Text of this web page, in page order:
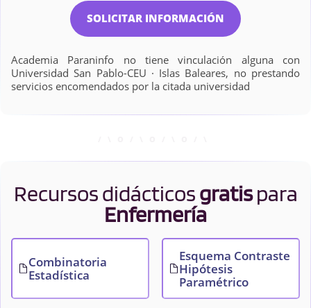
SOLICITAR INFORMACIÓN
Academia Paraninfo no tiene vinculación alguna con
Universidad San Pablo-CEU · Islas Baleares, no prestando
servicios encomendados por la citada universidad
Recursos didácticosgratispara
Enfermería
Combinatoria
Estadística
Esquema Contraste
Hipótesis
Paramétrico